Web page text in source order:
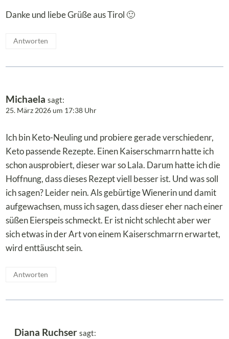
Danke und liebe Grüße aus Tirol 🙂
Antworten
Michaela sagt:
25. März 2026 um 17:38 Uhr
Ich bin Keto-Neuling und probiere gerade verschiedenr,
Keto passende Rezepte. Einen Kaiserschmarrn hatte ich
schon ausprobiert, dieser war so Lala. Darum hatte ich die
Hoffnung, dass dieses Rezept viell besser ist. Und was soll
ich sagen? Leider nein. Als gebürtige Wienerin und damit
aufgewachsen, muss ich sagen, dass dieser eher nach einer
süßen Eierspeis schmeckt. Er ist nicht schlecht aber wer
sich etwas in der Art von einem Kaiserschmarrn erwartet,
wird enttäuscht sein.
Antworten
Diana Ruchser sagt: